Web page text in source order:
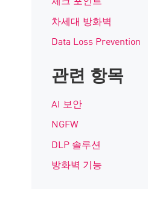
차세대 방화벽
Data Loss Prevention
관련 항목
AI 보안
NGFW
DLP 솔루션
방화벽 기능